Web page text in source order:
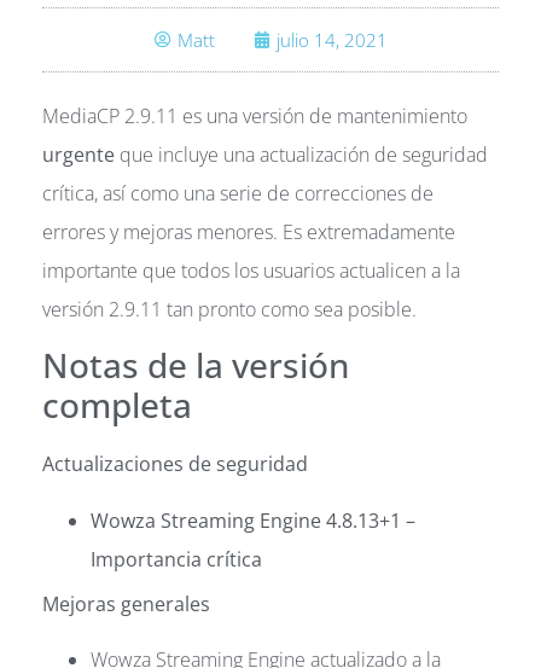
Matt julio 14, 2021
MediaCP 2.9.11 es una versión de mantenimiento
urgente que incluye una actualización de seguridad
crítica, así como una serie de correcciones de
errores y mejoras menores. Es extremadamente
importante que todos los usuarios actualicen a la
versión 2.9.11 tan pronto como sea posible.
Notas de la versión
completa
Actualizaciones de seguridad
Wowza Streaming Engine 4.8.13+1 –
Importancia crítica
Mejoras generales
Wowza Streaming Engine actualizado a la